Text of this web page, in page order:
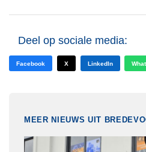
Deel op sociale media:
Facebook X LinkedIn
MEER NIEUWS UIT